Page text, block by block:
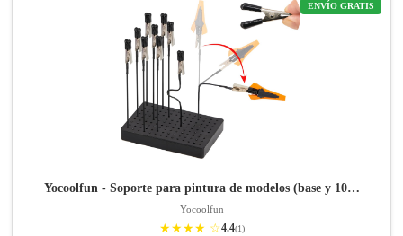
ENVÍO GRATIS
Yocoolfun - Soporte para pintura de modelos (base y 10…
Yocoolfun
★★★★ ☆4.4(1)